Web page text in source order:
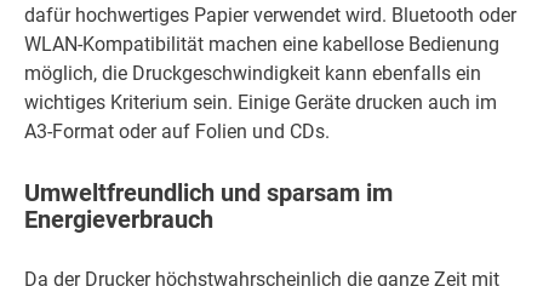
dafür hochwertiges Papier verwendet wird. Bluetooth oder
WLAN-Kompatibilität machen eine kabellose Bedienung
möglich, die Druckgeschwindigkeit kann ebenfalls ein
wichtiges Kriterium sein. Einige Geräte drucken auch im
A3-Format oder auf Folien und CDs.
Umweltfreundlich und sparsam im
Energieverbrauch
Da der Drucker höchstwahrscheinlich die ganze Zeit mit